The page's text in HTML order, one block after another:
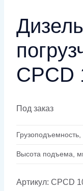
CPCD
Под заказ
Грузоподъемность,
Высота подъема,
Артикул: CPCD